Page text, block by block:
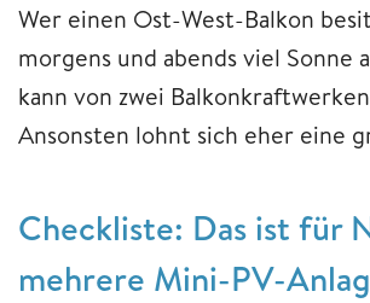
Wer einen Ost-West-Balkon
morgens und abends viel Sonne
kann von zwei
Ansonsten lohnt sich eher eine
Checkliste: Das ist für
mehrere Mini-PV-